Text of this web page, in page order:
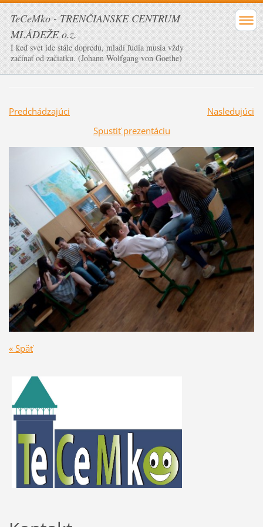
TeCeMko - TRENČIANSKE CENTRUM
MLÁDEŽE o.z.
I keď svet ide stále dopredu, mladí ľudia musia vždy
začínať od začiatku. (Johann Wolfgang von Goethe)
Predchádzajúci
Nasledujúci
Spustiť prezentáciu
« Späť